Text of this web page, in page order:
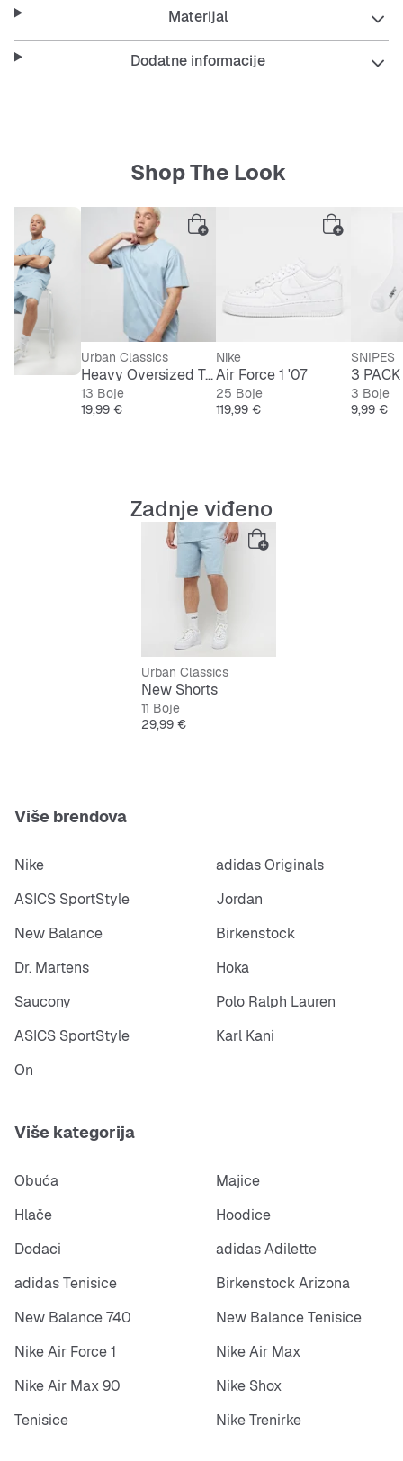
kratki kroj s ravnim, širokim nogavicama
prozračni pamuk
Materijal: 100% pamuk
Napomena o veličini: Malcolm je visok 1,81 m, vitke
građe i nosi veličinu Large.
Materijal
Dodatne informacije
Shop The Look
Urban Classics
Heavy Oversized Tee
13 Boje
Cijena
19,99 €
Nike
Air Force 1 '07
25 Boje
Cijena
119,99 €
SNIPES
3
3 Boje
Cijena
9,99 €
Zadnje viđeno
Urban Classics
New Shorts
11 Boje
Cijena
29,99 €
Više brendova
Nike
adidas Originals
ASICS SportStyle
Jordan
New Balance
Birkenstock
Dr. Martens
Hoka
Saucony
Polo Ralph Lauren
ASICS SportStyle
Karl Kani
On
Više kategorija
Obuća
Majice
Hlače
Hoodice
Dodaci
adidas Adilette
adidas Tenisice
Birkenstock Arizona
New Balance 740
New Balance Tenisice
Nike Air Force 1
Nike Air Max
Nike Air Max 90
Nike Shox
Tenisice
Nike Trenirke